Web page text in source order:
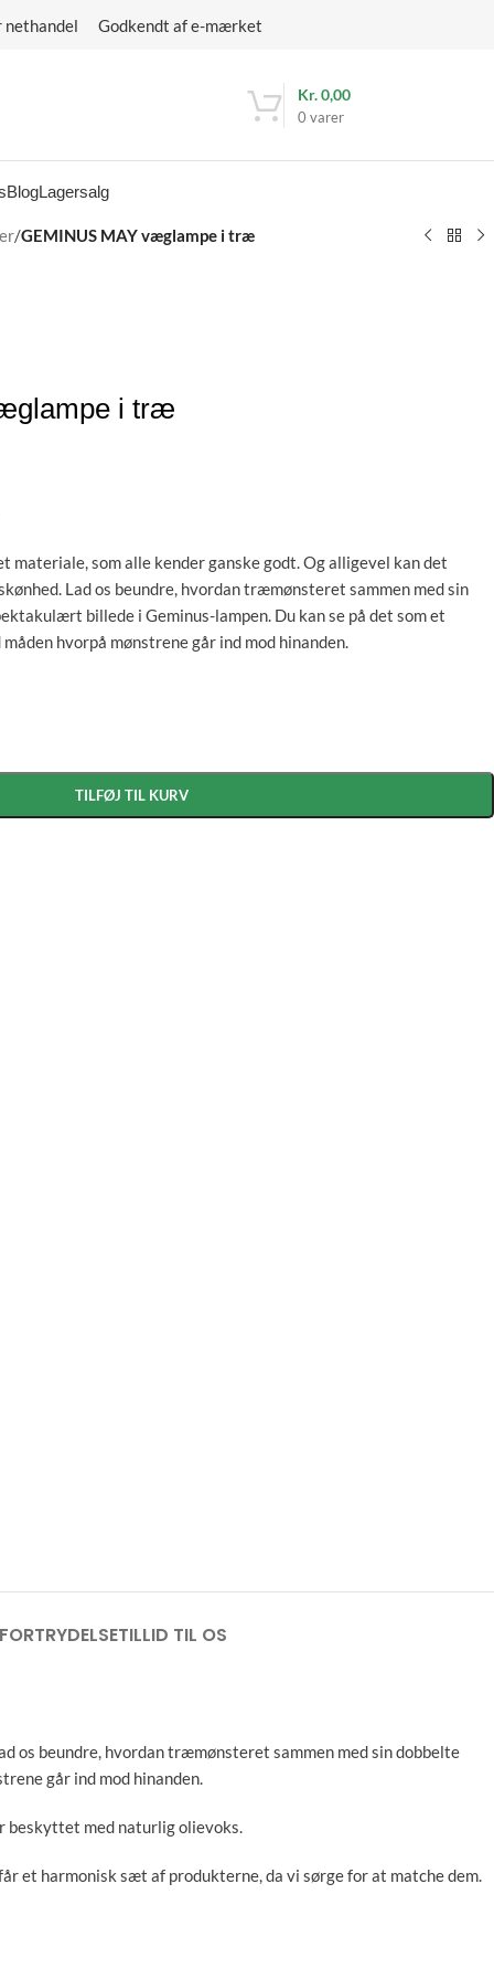
Godkendt af e-mærket
0 varer
Kr.0,00
BlogLagersalg
/GEMINUS MAY væglampe i træ
i træ
materiale, som alle kender ganske godt. Og alligevel kan det
Lad os beundre, hvordan træmønsteret sammen med sin
billede i Geminus-lampen. Du kan se på det som et
hvorpå mønstrene går ind mod hinanden.
TILFØJ TIL KURV
FORTRYDELSETILLID TIL OS
os beundre, hvordan træmønsteret sammen med sin dobbelte
går ind mod hinanden.
beskyttet med naturlig olievoks.
et harmonisk sæt af produkterne, da vi sørge for at matche dem.